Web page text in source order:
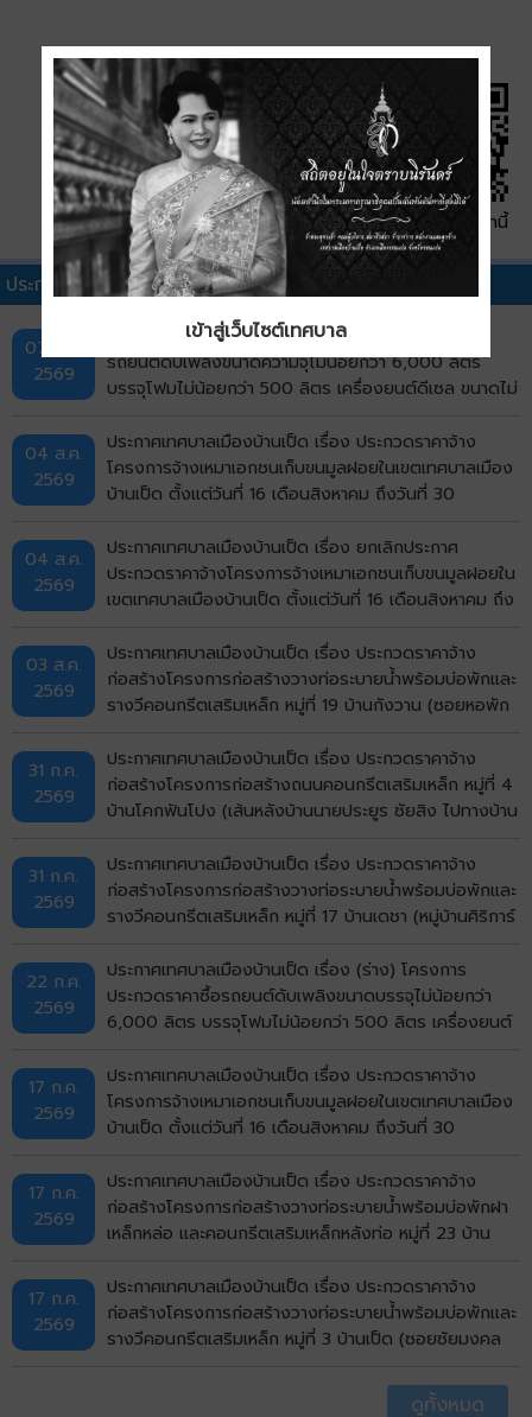
QR Code หน้านี้
ประกาศประกวดราคาอื่นๆ
07 ส.ค.
2569
ประกาศเทศบาลเมืองบ้านเป็ด เรื่อง ประกวดราคาซื้อ
รถยนต์ดับเพลิงขนาดความจุไม่น้อยกว่า 6,000 ลิตร
บรรจุโฟมไม่น้อยกว่า 500 ลิตร เครื่องยนต์ดีเซล ขนาดไม่
แรงดันสูงและอุปกรณ์ในการดับเพลิงครบชุด จำนวน 1 คัน
ด้วยวิธีประกวดราคาอิเล็กทรอนิกส์ (e-bidding)
04 ส.ค.
2569
ประกาศเทศบาลเมืองบ้านเป็ด เรื่อง ประกวดราคาจ้าง
โครงการจ้างเหมาเอกชนเก็บขนมูลฝอยในเขตเทศบาลเมือง
บ้านเป็ด ตั้งแต่วันที่ 16 เดือนสิงหาคม ถึงวันที่ 30
(e-bidding)
04 ส.ค.
2569
ประกาศเทศบาลเมืองบ้านเป็ด เรื่อง ยกเลิกประกาศ
ประกวดราคาจ้างโครงการจ้างเหมาเอกชนเก็บขนมูลฝอยใน
เขตเทศบาลเมืองบ้านเป็ด ตั้งแต่วันที่ 16 เดือนสิงหาคม ถึง
อิเล็กทรอนิกส์ (e-bidding)
03 ส.ค.
2569
ประกาศเทศบาลเมืองบ้านเป็ด เรื่อง ประกวดราคาจ้าง
ก่อสร้างโครงการก่อสร้างวางท่อระบายน้ำพร้อมบ่อพักและ
รางวีคอนกรีตเสริมเหล็ก หมู่ที่ 19 บ้านกังวาน (ซอยหอพัก
ขอนแก่น จังหวัดขอนแก่น ด้วยวิธีประกวดราคา
อิเล็กทรอนิกส์ (e-bidding)
31 ก.ค.
2569
ประกาศเทศบาลเมืองบ้านเป็ด เรื่อง ประกวดราคาจ้าง
ก่อสร้างโครงการก่อสร้างถนนคอนกรีตเสริมเหล็ก หมู่ที่ 4
บ้านโคกฟันโปง (เส้นหลังบ้านนายประยูร ชัยสิง ไปทางบ้าน
จังหวัดขอนแก่น ด้วยวิธีประกวดราคาอิเล็กทรอนิกส์ (e-
bidding)
31 ก.ค.
2569
ประกาศเทศบาลเมืองบ้านเป็ด เรื่อง ประกวดราคาจ้าง
ก่อสร้างโครงการก่อสร้างวางท่อระบายน้ำพร้อมบ่อพักและ
รางวีคอนกรีตเสริมเหล็ก หมู่ที่ 17 บ้านเดชา (หมู่บ้านศิริการ์
ด้วยวิธีประกวดราคาอิเล็กทรอนิกส์ (e-bidding)
22 ก.ค.
2569
ประกาศเทศบาลเมืองบ้านเป็ด เรื่อง (ร่าง) โครงการ
ประกวดราคาซื้อรถยนต์ดับเพลิงขนาดบรรจุไม่น้อยกว่า
6,000 ลิตร บรรจุโฟมไม่น้อยกว่า 500 ลิตร เครื่องยนต์
ตั้งระบบปั๊มแรงดันสูงและอุปกรณ์ในการดับเพลิงครบชุด
จำนวน 1 คัน ด้วยวิธีประกวดราคาอิเล็กทรอนิกส์ (e-
bidding)
17 ก.ค.
2569
ประกาศเทศบาลเมืองบ้านเป็ด เรื่อง ประกวดราคาจ้าง
โครงการจ้างเหมาเอกชนเก็บขนมูลฝอยในเขตเทศบาลเมือง
บ้านเป็ด ตั้งแต่วันที่ 16 เดือนสิงหาคม ถึงวันที่ 30
(e-bidding)
17 ก.ค.
2569
ประกาศเทศบาลเมืองบ้านเป็ด เรื่อง ประกวดราคาจ้าง
ก่อสร้างโครงการก่อสร้างวางท่อระบายน้ำพร้อมบ่อพักฝา
เหล็กหล่อ และคอนกรีตเสริมเหล็กหลังท่อ หมู่ที่ 23 บ้าน
อำเภอเมืองขอนแก่น จังหวัดขอนแก่น ด้วยวิธีประกวดราคา
อิเล็กทรอนิกส์ (e-bidding)
17 ก.ค.
2569
ประกาศเทศบาลเมืองบ้านเป็ด เรื่อง ประกวดราคาจ้าง
ก่อสร้างโครงการก่อสร้างวางท่อระบายน้ำพร้อมบ่อพักและ
รางวีคอนกรีตเสริมเหล็ก หมู่ที่ 3 บ้านเป็ด (ซอยชัยมงคล
ขอนแก่น ด้วยวิธีประกวดราคาอิเล็กทรอนิกส์ (e-bidding)
ดูทั้งหมด
เข้าสู่เว็บไซต์เทศบาล